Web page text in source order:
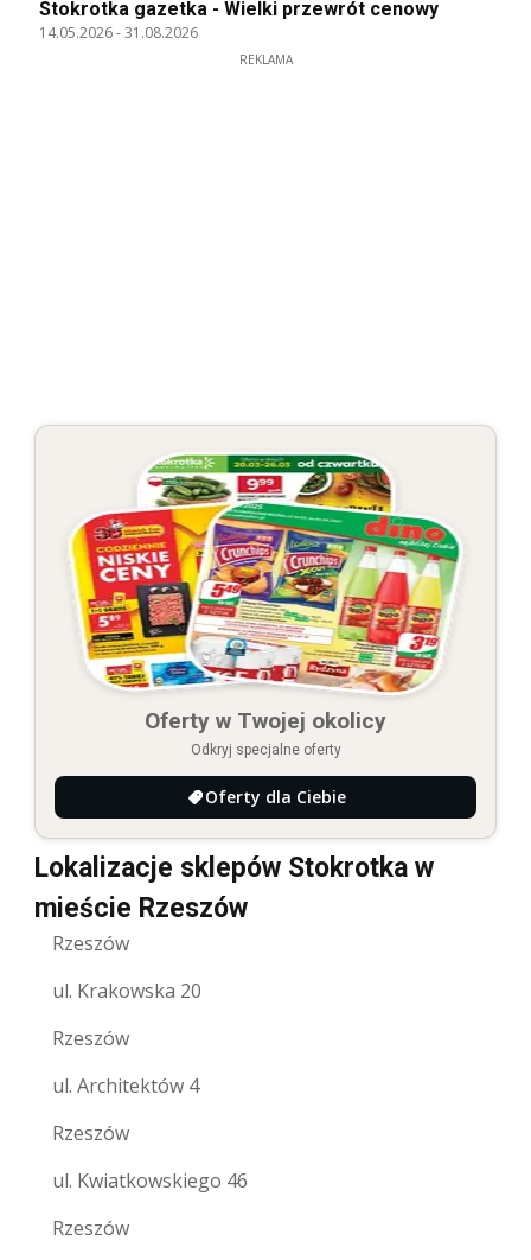
Stokrotka gazetka - Wielki przewrót cenowy
14.05.2026-31.08.2026
REKLAMA
Oferty w Twojej okolicy
Odkryj specjalne oferty
Oferty dla Ciebie
Lokalizacje sklepów Stokrotka w
mieście Rzeszów
Rzeszów
ul. Krakowska 20
Rzeszów
ul. Architektów 4
Rzeszów
ul. Kwiatkowskiego 46
Rzeszów